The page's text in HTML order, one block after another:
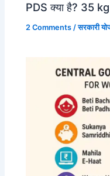
PDS क्या है? 35
2 Comments /सरकारी